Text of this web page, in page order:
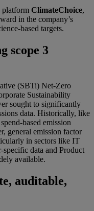
platform ClimateChoice,
in the company’s
based targets.
scope 3
(SBTi) Net-Zero
Sustainability
sought to significantly
data. Historically, like
based emission
general emission factor
in sectors like IT
specific data and Product
available.
auditable,